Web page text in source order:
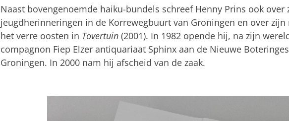
Naast bovengenoemde haiku-bundels schreef Henny Prins ook over
jeugdherinneringen in de Korrewegbuurt van Groningen en over zijn
het verre oosten in Tovertuin(2001). In 1982 opende hij, na zijn
compagnon Fiep Elzer antiquariaat Sphinx aan de Nieuwe
Groningen. In 2000 nam hij afscheid van de zaak.